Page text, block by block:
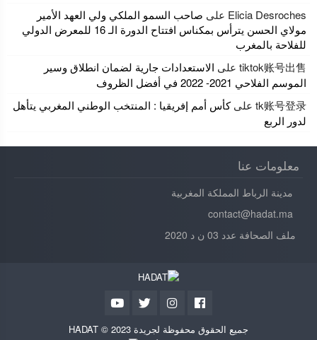
Elicia Desroches على صاحب السمو الملكي ولي العهد الأمير
مولاي الحسن يترأس بمكناس افتتاح الدورة الـ 16 للمعرض الدولي
للفلاحة بالمغرب
tiktok账号出售 على الاستعدادات جارية لضمان انطلاق وسير
الموسم الفلاحي 2021- 2022 في أفضل الظروف
tk账号登录 علىكأس أمم إفريقيا : المنتخب الوطني المغربي يتأهل
لدور الربع
معلومات عنا
مدينة الرباط المملكة المغربية
ملف الصحافة عدد 03 ن د 2020
جميع الحقوق محفوظة لجريدة HADAT © 2023